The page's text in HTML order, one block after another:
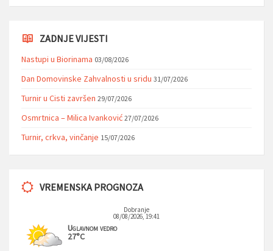
ZADNJE VIJESTI
Nastupi u Biorinama 03/08/2026
Dan Domovinske Zahvalnosti u sridu 31/07/2026
Turnir u Cisti završen 29/07/2026
Osmrtnica – Milica Ivanković 27/07/2026
Turnir, crkva, vinčanje 15/07/2026
VREMENSKA PROGNOZA
Dobranje
08/08/2026, 19:41
Uglavnom vedro
27°C